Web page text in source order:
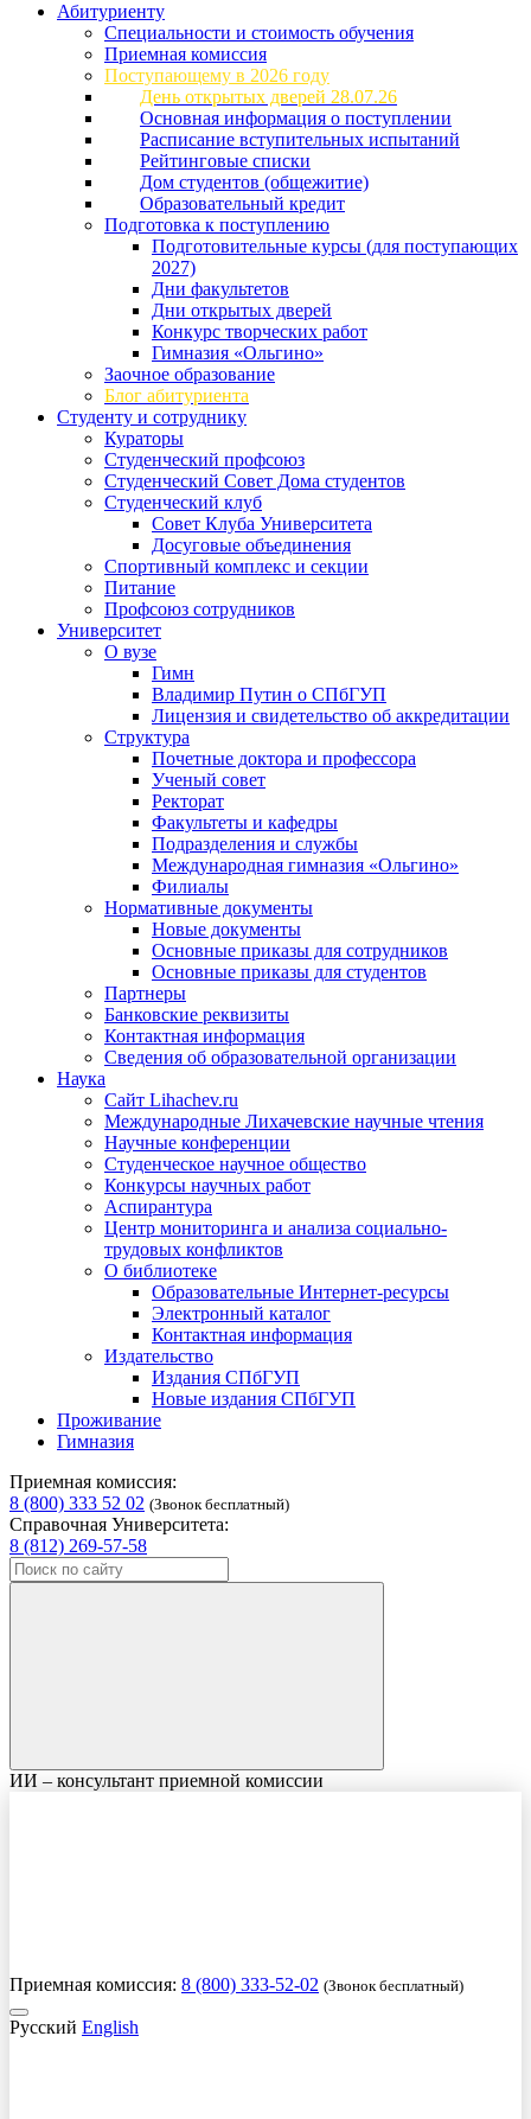
Абитуриенту
Специальности и стоимость обучения
Приемная комиссия
Поступающему в 2026 году
День открытых дверей 28.07.26
Основная информация о поступлении
Расписание вступительных испытаний
Рейтинговые списки
Дом студентов (общежитие)
Образовательный кредит
Подготовка к поступлению
Подготовительные курсы (для поступающих
2027)
Дни факультетов
Дни открытых дверей
Конкурс творческих работ
Гимназия «Ольгино»
Заочное образование
Блог абитуриента
Студенту и сотруднику
Кураторы
Студенческий профсоюз
Студенческий Совет Дома студентов
Студенческий клуб
Совет Клуба Университета
Досуговые объединения
Спортивный комплекс и секции
Питание
Профсоюз сотрудников
Университет
О вузе
Гимн
Владимир Путин о СПбГУП
Лицензия и свидетельство об аккредитации
Структура
Почетные доктора и профессора
Ученый совет
Ректорат
Факультеты и кафедры
Подразделения и службы
Международная гимназия «Ольгино»
Филиалы
Нормативные документы
Новые документы
Основные приказы для сотрудников
Основные приказы для студентов
Партнеры
Банковские реквизиты
Контактная информация
Сведения об образовательной организации
Наука
Сайт Lihachev.ru
Международные Лихачевские научные чтения
Научные конференции
Студенческое научное общество
Конкурсы научных работ
Аспирантура
Центр мониторинга и анализа социально-
трудовых конфликтов
О библиотеке
Образовательные Интернет-ресурсы
Электронный каталог
Контактная информация
Издательство
Издания СПбГУП
Новые издания СПбГУП
Проживание
Гимназия
Приемная комиссия:
8 (800) 333 52 02 (Звонок бесплатный)
Справочная Университета:
8 (812) 269-57-58
ИИ – консультант приемной комиссии
Приемная комиссия: 8 (800) 333-52-02 (Звонок бесплатный)
Русский English